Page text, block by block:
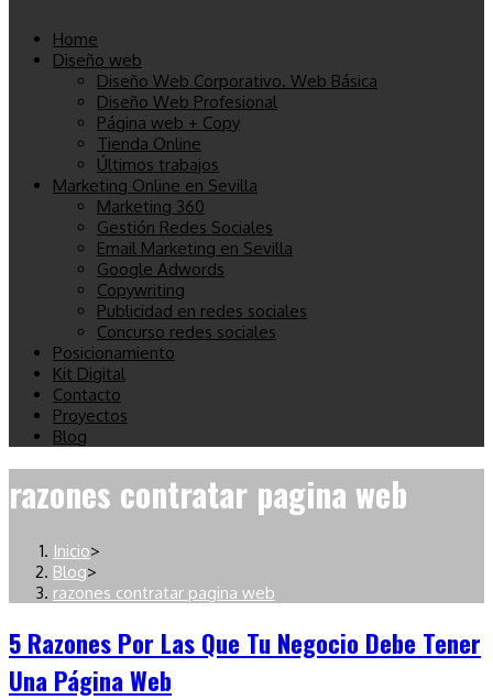
Home
Diseño web
Diseño Web Corporativo. Web Básica
Diseño Web Profesional
Página web + Copy
Tienda Online
Últimos trabajos
Marketing Online en Sevilla
Marketing 360
Gestión Redes Sociales
Email Marketing en Sevilla
Google Adwords
Copywriting
Publicidad en redes sociales
Concurso redes sociales
Posicionamiento
Kit Digital
Contacto
Proyectos
Blog
razones contratar pagina web
Inicio>
Blog>
razones contratar pagina web
5 Razones Por Las Que Tu Negocio Debe Tener
Una Página Web